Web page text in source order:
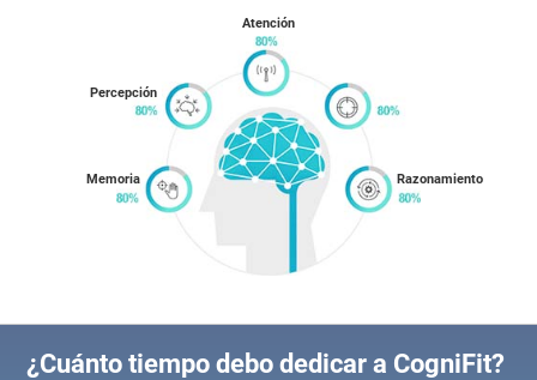
Memoria
Percepción
Atención
Razonamiento
¿Cuánto tiempo debo dedicar a CogniFit?